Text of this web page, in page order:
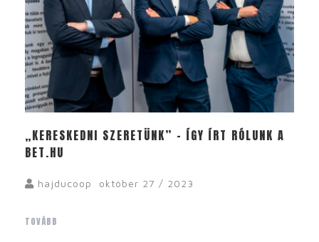
„KERESKEDNI SZERETÜNK” – ÍGY ÍRT RÓLUNK A
BET.HU
hajducoop október 27 / 2023
TOVÁBB